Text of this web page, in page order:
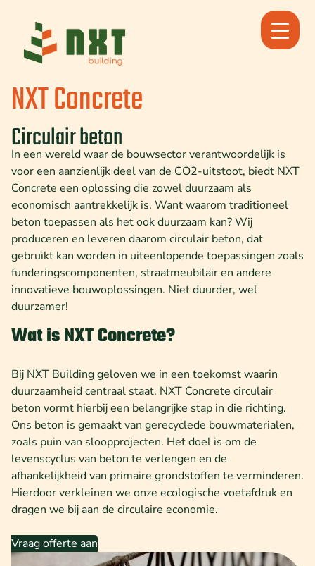
inhoud
NXT Concrete
Circulair beton
In een wereld waar de bouwsector verantwoordelijk is
voor een aanzienlijk deel van de CO2-uitstoot, biedt NXT
Concrete een oplossing die zowel duurzaam als
economisch aantrekkelijk is. Want waarom traditioneel
beton toepassen als het ook duurzaam kan? Wij
produceren en leveren daarom circulair beton, dat
gebruikt kan worden in uiteenlopende toepassingen zoals
funderingscomponenten, straatmeubilair en andere
innovatieve bouwoplossingen. Niet duurder, wel
duurzamer!
Wat is NXT Concrete?
Bij NXT Building geloven we in een toekomst waarin
duurzaamheid centraal staat. NXT Concrete circulair
beton vormt hierbij een belangrijke stap in die richting.
Ons beton is gemaakt van gerecyclede bouwmaterialen,
zoals puin van sloopprojecten. Het doel is om de
levenscyclus van beton te verlengen en de
afhankelijkheid van primaire grondstoffen te verminderen.
Hierdoor verkleinen we onze ecologische voetafdruk en
dragen we bij aan de circulaire economie.
Vraag offerte aan